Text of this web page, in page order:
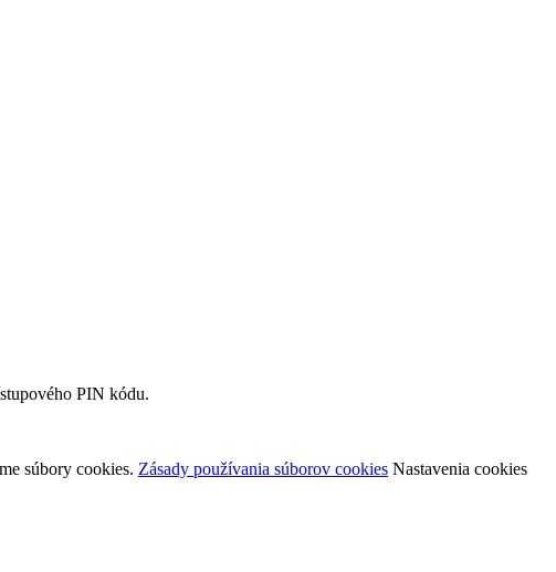
PIN kódu.
súbory cookies. Zásady používania súborov cookies Nastavenia cookies